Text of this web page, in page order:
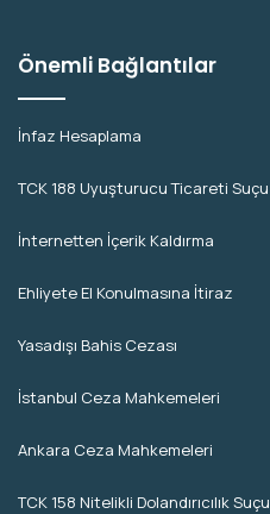
Önemli Bağlantılar
İnfaz Hesaplama
TCK 188 Uyuşturucu Ticareti Suçu
İnternetten İçerik Kaldırma
Ehliyete El Konulmasına İtiraz
Yasadışı Bahis Cezası
İstanbul Ceza Mahkemeleri
Ankara Ceza Mahkemeleri
TCK 158 Nitelikli Dolandırıcılık Suçu